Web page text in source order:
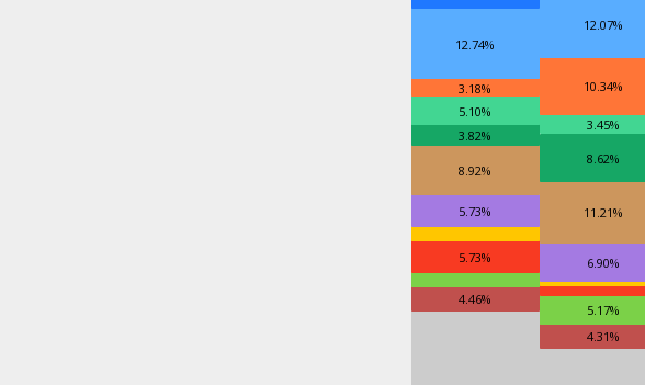
4.46%
4.31%
5.17%
5.73%
5.73%
6.90%
8.92%
11.21%
3.82%
8.62%
5.10%
3.45%
3.18% 10.34%
12.74%
12.07%